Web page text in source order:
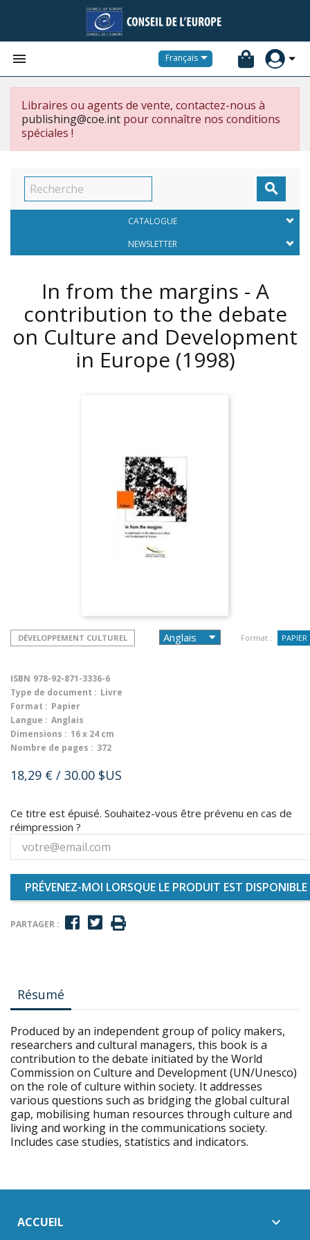
 Français
Libraires ou agents de vente, contactez-nous à
publishing@coe.int pour connaître nos conditions
spéciales !

CATALOGUE
NEWSLETTER
In from the margins - A
contribution to the debate
on Culture and Development
in Europe (1998)
DÉVELOPPEMENT CULTUREL Format : PAPIER
ISBN 978-92-871-3336-6
Type de document : Livre
Format : Papier
Langue : Anglais
Dimensions : 16 x 24 cm
Nombre de pages : 372
18,29 € / 30.00 $US
Ce titre est épuisé. Souhaitez-vous être prévenu en cas de
réimpression ?
PRÉVENEZ-MOI LORSQUE LE PRODUIT EST DISPONIBLE
PARTAGER :
Résumé
Produced by an independent group of policy makers,
researchers and cultural managers, this book is a
contribution to the debate initiated by the World
Commission on Culture and Development (UN/Unesco)
on the role of culture within society. It addresses
various questions such as bridging the global cultural
gap, mobilising human resources through culture and
living and working in the communications society.
Includes case studies, statistics and indicators.
ACCUEIL 